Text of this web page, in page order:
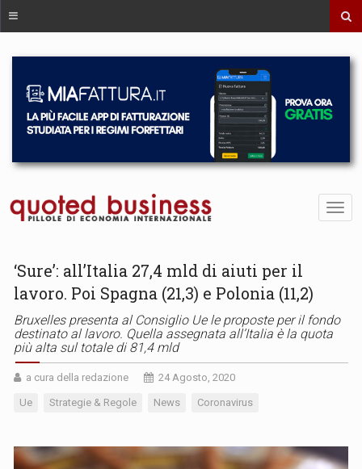
‘Sure’: all’Italia 27,4 mld di aiuti per il
lavoro. Poi Spagna (21,3) e Polonia (11,2)
Bruxelles presenta al Consiglio Ue le proposte per il fondo
destinato al lavoro. Quella assegnata all’Italia è la quota
più alta sul totale di 81,4 mld
a cura della redazione 24 Agosto, 2020
Ue Strategie & Regole News Coronavirus